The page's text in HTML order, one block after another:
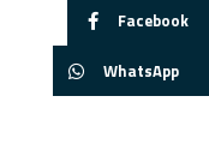
Facebook
WhatsApp